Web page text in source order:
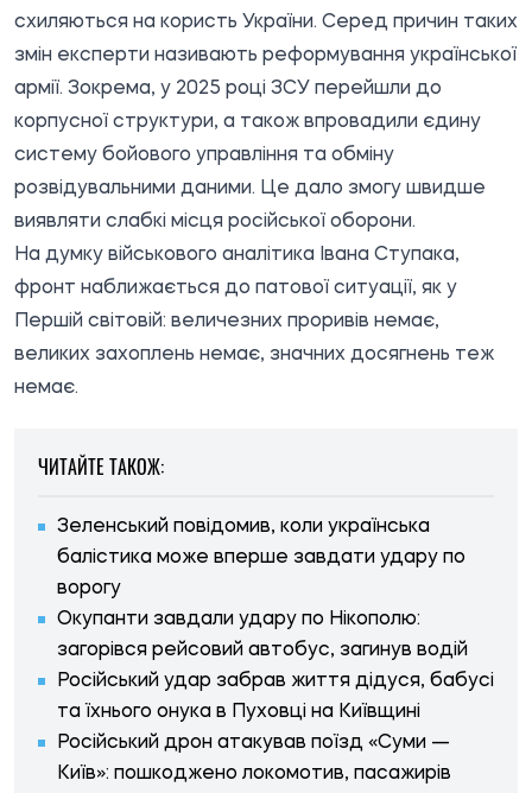
схиляються на користь України. Серед причин таких
змін експерти називають реформування української
армії. Зокрема, у 2025 році ЗСУ перейшли до
корпусної структури, а також впровадили єдину
систему бойового управління та обміну
розвідувальними даними. Це дало змогу швидше
виявляти слабкі місця російської оборони.
На думку військового аналітика Івана Ступака,
фронт наближається до патової ситуації, як у
Першій світовій: величезних проривів немає,
великих захоплень немає, значних досягнень теж
немає.
ЧИТАЙТЕ ТАКОЖ:
Зеленський повідомив, коли українська
балістика може вперше завдати удару по
ворогу
Окупанти завдали удару по Нікополю:
загорівся рейсовий автобус, загинув водій
Російський удар забрав життя дідуся, бабусі
та їхнього онука в Пуховці на Київщині
Російський дрон атакував поїзд «Суми —
Київ»: пошкоджено локомотив, пасажирів